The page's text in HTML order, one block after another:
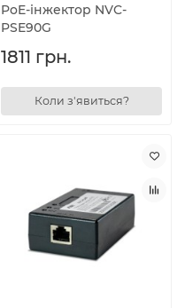
PoE-інжектор NVC-
PSE90G
1811 грн.
Коли з'явиться?